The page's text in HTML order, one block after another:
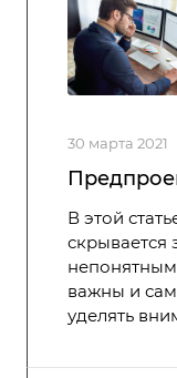
30 марта 2021
В этой
скрывается
важны и
уделять